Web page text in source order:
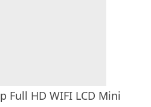
Full HD WIFI LCD Mini